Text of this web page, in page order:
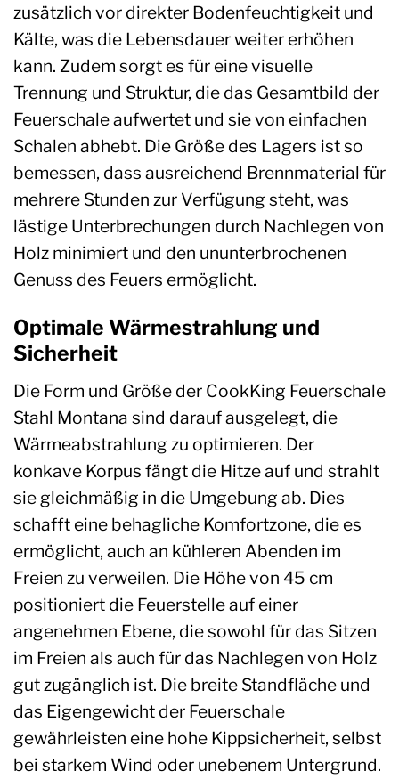
zusätzlich vor direkter Bodenfeuchtigkeit und
Kälte, was die Lebensdauer weiter erhöhen
kann. Zudem sorgt es für eine visuelle
Trennung und Struktur, die das Gesamtbild der
Feuerschale aufwertet und sie von einfachen
Schalen abhebt. Die Größe des Lagers ist so
bemessen, dass ausreichend Brennmaterial für
mehrere Stunden zur Verfügung steht, was
lästige Unterbrechungen durch Nachlegen von
Holz minimiert und den ununterbrochenen
Genuss des Feuers ermöglicht.
Optimale Wärmestrahlung und
Sicherheit
Die Form und Größe der CookKing Feuerschale
Stahl Montana sind darauf ausgelegt, die
Wärmeabstrahlung zu optimieren. Der
konkave Korpus fängt die Hitze auf und strahlt
sie gleichmäßig in die Umgebung ab. Dies
schafft eine behagliche Komfortzone, die es
ermöglicht, auch an kühleren Abenden im
Freien zu verweilen. Die Höhe von 45 cm
positioniert die Feuerstelle auf einer
angenehmen Ebene, die sowohl für das Sitzen
im Freien als auch für das Nachlegen von Holz
gut zugänglich ist. Die breite Standfläche und
das Eigengewicht der Feuerschale
gewährleisten eine hohe Kippsicherheit, selbst
bei starkem Wind oder unebenem Untergrund.